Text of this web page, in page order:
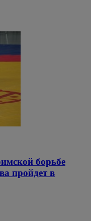
борьбе
пройдет в